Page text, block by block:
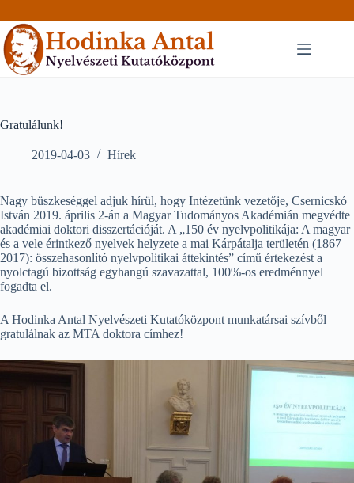
to
content
Gratulálunk!
2019-04-03 Hírek
Nagy büszkeséggel adjuk hírül, hogy Intézetünk vezetője, Csernicskó
István 2019. április 2-án a Magyar Tudományos Akadémián megvédte
akadémiai doktori disszertációját. A „150 év nyelvpolitikája: A magyar
és a vele érintkező nyelvek helyzete a mai Kárpátalja területén (1867–
2017): összehasonlító nyelvpolitikai áttekintés” című értekezést a
nyolctagú bizottság egyhangú szavazattal, 100%-os eredménnyel
fogadta el.
A Hodinka Antal Nyelvészeti Kutatóközpont munkatársai szívből
gratulálnak az MTA doktora címhez!